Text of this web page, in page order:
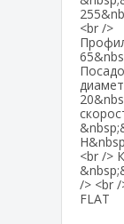
<br />
<br />
/> <br /
FLAT